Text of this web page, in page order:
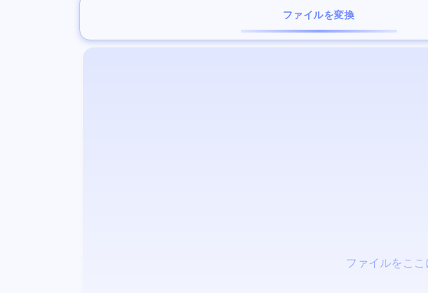
ファイルを変換
ファイルをこ